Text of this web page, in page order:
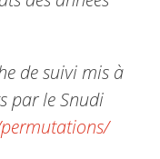
de suivi mis à
par le Snudi